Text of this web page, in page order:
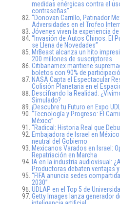
medidas enérgicas contra el
contraseñas”
“Donovan Carrillo, Patinador
Adversidades en el Trofeo
Jóvenes viven la experiencia de
“Invasión de Autos Chinos: El
se Llena de Novedades”
MrBeast alcanza un hito
200 millones de suscriptores
Citibanamex mantiene
boletos con 90% de
NASA Capta el Espectacular
Colisión Planetaria en el
Descifrando la Realidad:
Simulado?
¡Descubre tu Futuro en Expo
“Tecnología y Progreso: El
México”
“Radical: Historia Real que
Embajadora de Israel en
neutral del Gobierno
Mexicanos Varados en Israel:
Repatriación en Marcha
IA en la industria audiovisual:
Productoras debaten ventajas
“FIFA anuncia sedes
2030”
UDLAP en el Top 5 de
Getty Images lanza generador